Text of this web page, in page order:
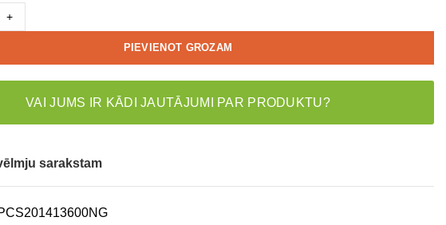
+
PIEVIENOT GROZAM
VAI JUMS IR KĀDI JAUTĀJUMI PAR PRODUKTU?
sarakstam